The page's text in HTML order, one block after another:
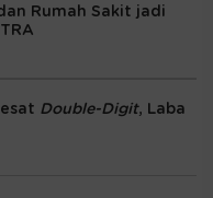
Rumah Sakit jadi
Double-Digit, Laba